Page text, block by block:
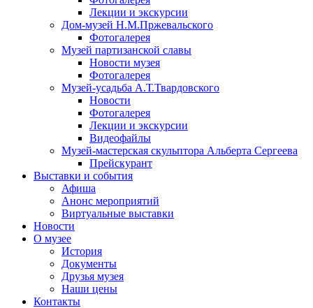
Лекции и экскурсии
Дом-музей Н.М.Пржевальского
Фотогалерея
Музей партизанской славы
Новости музея
Фотогалерея
Музей-усадьба А.Т.Твардовского
Новости
Фотогалерея
Лекции и экскурсии
Видеофайлы
Музей-мастерская скульптора Альберта Сергеева
Прейскурант
Выставки и события
Афиша
Анонс мероприятий
Виртуальные выставки
Новости
О музее
История
Документы
Друзья музея
Наши цены
Контакты